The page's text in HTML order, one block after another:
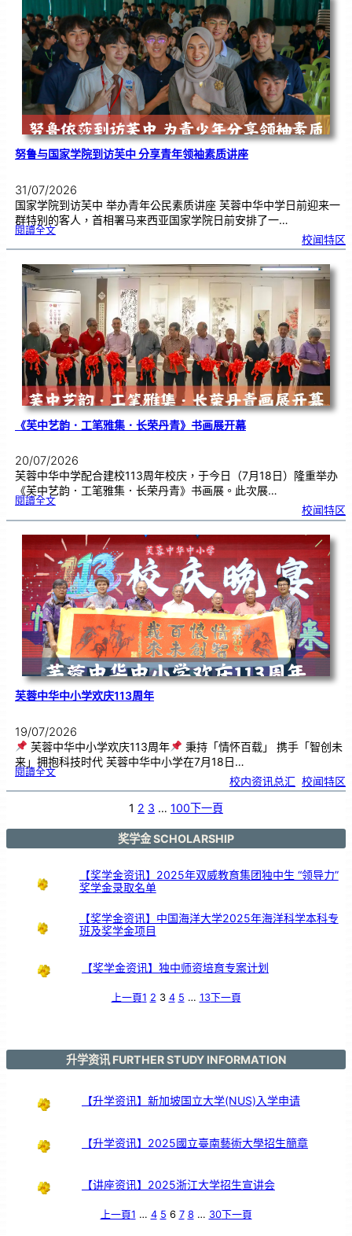
《
奏
花
悦
韵
》
圆
满
演
出
努鲁与国家学院到访芙中 分享青年领袖素质讲座
31/07/2026
国家学院到访芙中 举办青年公民素质讲座 芙蓉中华中学日前迎来一
群特别的客人，首相署马来西亚国家学院日前安排了一…
閱讀全文:努
国
学
院
到
访
中
分
享
青
年
领
袖
素
质
讲
座
校闻特区
《芙中艺韵．工笔雅集．长荣丹青》书画展开幕
20/07/2026
芙蓉中华中学配合建校113周年校庆，于今日（7月18日）隆重举办
《芙中艺韵．工笔雅集．长荣丹青》书画展。此次展…
閱讀全文:《
艺
．
工
笔
雅
集
．
长
荣
丹
青
》
书
画
展
开
幕
校闻特区
芙蓉中华中小学欢庆113周年
19/07/2026
芙蓉中华中小学欢庆113周年
秉持「情怀百载」 携手「智创未
来」拥抱科技时代 芙蓉中华中小学在7月18日…
閱讀全文:芙
华
1
年
校内资讯总汇 校闻特区
1 2 3 … 100下一頁
奖学金 SCHOLARSHIP
【奖学金资讯】2025年双威教育集团独中生 “领导力”
奖学金录取名单
【奖学金资讯】中国海洋大学2025年海洋科学本科专
班及奖学金项目
【奖学金资讯】独中师资培育专案计划
上一頁1 2 3 4 5 … 13下一頁
升学资讯 FURTHER STUDY INFORMATION
【升学资讯】新加坡国立大学(NUS)入学申请
【升学资讯】2025國立臺南藝術大學招生簡章
【讲座资讯】2025浙江大学招生宣讲会
上一頁1 … 4 5 6 7 8 … 30下一頁